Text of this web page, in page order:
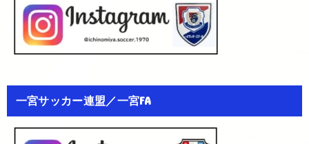
一宮サッカー連盟／一宮FA